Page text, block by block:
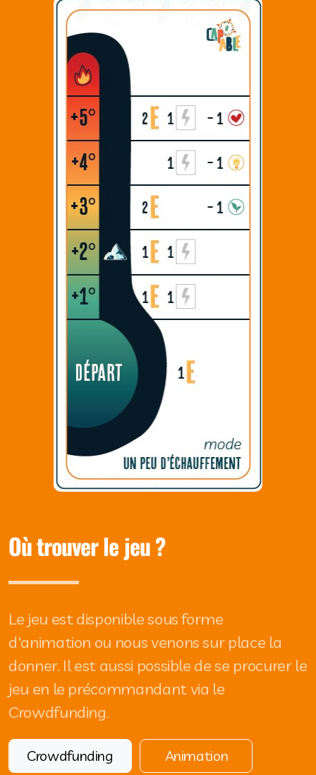
Où trouver le jeu ?
Le jeu est disponible sous forme
d'animation ou nous venons sur place la
donner. Il est aussi possible de se procurer le
jeu en le précommandant via le
Crowdfunding.
Crowdfunding Animation